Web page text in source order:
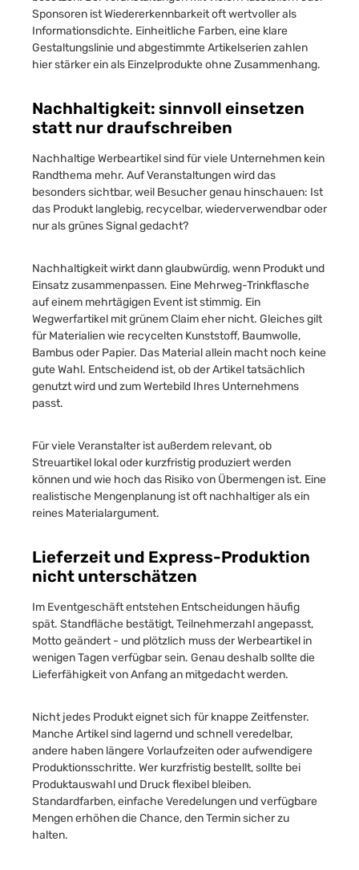
Sponsoren ist Wiedererkennbarkeit oft wertvoller als
Informationsdichte. Einheitliche Farben, eine klare
Gestaltungslinie und abgestimmte Artikelserien zahlen
hier stärker ein als Einzelprodukte ohne Zusammenhang.
Nachhaltigkeit: sinnvoll einsetzen
statt nur draufschreiben
Nachhaltige Werbeartikel sind für viele Unternehmen kein
Randthema mehr. Auf Veranstaltungen wird das
besonders sichtbar, weil Besucher genau hinschauen: Ist
das Produkt langlebig, recycelbar, wiederverwendbar oder
nur als grünes Signal gedacht?
Nachhaltigkeit wirkt dann glaubwürdig, wenn Produkt und
Einsatz zusammenpassen. Eine Mehrweg-Trinkflasche
auf einem mehrtägigen Event ist stimmig. Ein
Wegwerfartikel mit grünem Claim eher nicht. Gleiches gilt
für Materialien wie recycelten Kunststoff, Baumwolle,
Bambus oder Papier. Das Material allein macht noch keine
gute Wahl. Entscheidend ist, ob der Artikel tatsächlich
genutzt wird und zum Wertebild Ihres Unternehmens
passt.
Für viele Veranstalter ist außerdem relevant, ob
Streuartikel lokal oder kurzfristig produziert werden
können und wie hoch das Risiko von Übermengen ist. Eine
realistische Mengenplanung ist oft nachhaltiger als ein
reines Materialargument.
Lieferzeit und Express-Produktion
nicht unterschätzen
Im Eventgeschäft entstehen Entscheidungen häufig
spät. Standfläche bestätigt, Teilnehmerzahl angepasst,
Motto geändert - und plötzlich muss der Werbeartikel in
wenigen Tagen verfügbar sein. Genau deshalb sollte die
Lieferfähigkeit von Anfang an mitgedacht werden.
Nicht jedes Produkt eignet sich für knappe Zeitfenster.
Manche Artikel sind lagernd und schnell veredelbar,
andere haben längere Vorlaufzeiten oder aufwendigere
Produktionsschritte. Wer kurzfristig bestellt, sollte bei
Produktauswahl und Druck flexibel bleiben.
Standardfarben, einfache Veredelungen und verfügbare
Mengen erhöhen die Chance, den Termin sicher zu
halten.